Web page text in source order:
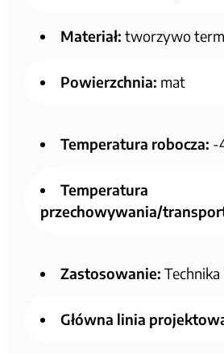
Materiał: tworzywo
Powierzchnia: mat
Temperatura robocza: -
Temperatura
przechowywania/
Zastosowanie:
Główna linia